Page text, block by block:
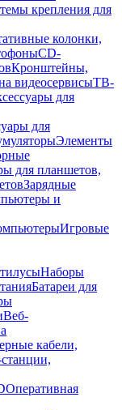
крепления для
колонки,
CD-
Кронштейны,
видеосервисыТВ-
для
для
Элементы
для планшетов,
Зарядные
и
Игровые
Наборы
Батареи для
Веб-
кабели,
Оперативная